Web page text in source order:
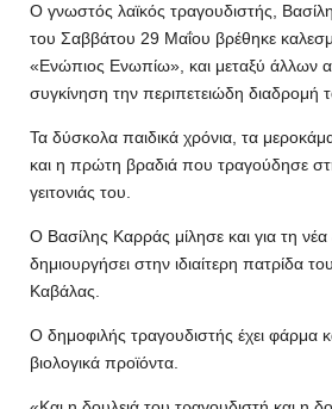
Ο γνωστός λαϊκός τραγουδιστής,
του Σαββάτου 29 Μαΐου βρέθηκε
«Ενώπιος Ενωπίω», και μεταξύ άλλων
συγκίνηση την περιπετειώδη διαδρομή
Τα δύσκολα παιδικά χρόνια, τα
και η πρώτη βραδιά που τραγούδησε
γειτονιάς του.
Ο Βασίλης Καρράς μίλησε και για τη
δημιουργήσει στην ιδιαίτερη πατρίδα
Καβάλας.
Ο δημοφιλής τραγουδιστής έχει φάρμα
βιολογικά προϊόντα.